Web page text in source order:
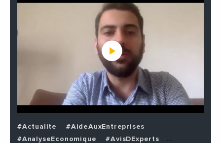
#Actualite
#AideAuxEntreprises
#AnalyseEconomique
#AvisDExperts